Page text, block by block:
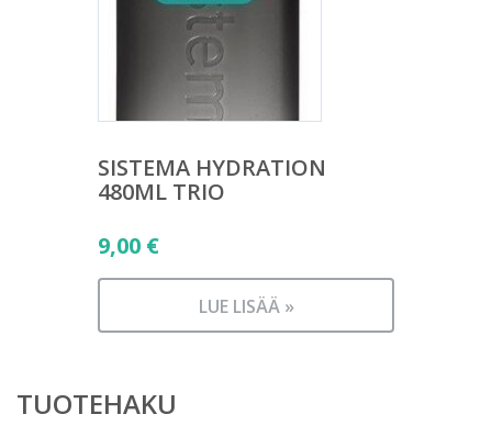
SISTEMA HYDRATION
480ML TRIO
9,00 €
LUE LISÄÄ »
TUOTEHAKU